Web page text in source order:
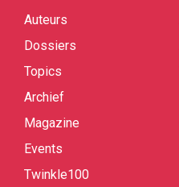
Quick
Auteurs
Dossiers
Topics
Archief
Magazine
Events
Twinkle100